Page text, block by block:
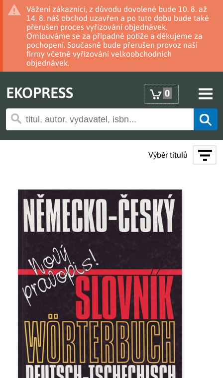
Vážení zákazníci, z důvodu dovolené bude 10. 8. až
14. 8. náš obchod uzavřen a po tuto dobu bude také
přerušen proces vyřizování objednávek.
Omlouváme se za případné potíže a děkujeme za
pochopení. Současně bude přerušen provoz naší
firmy včetně vyřizování velkoobchodních
objednávek.
EKOPRESS 0
Výběr titulů